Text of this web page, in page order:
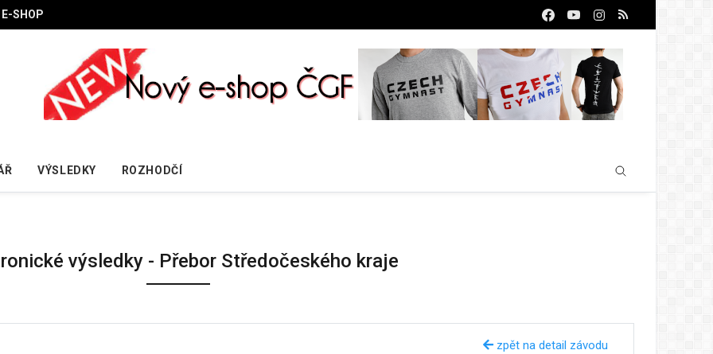
E-SHOP
VÝSLEDKY ROZHODČÍ
výsledky - Přebor Středočeského kraje
zpět na detail závodu